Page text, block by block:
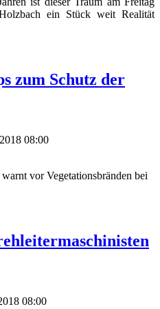
ein Stück weit Realität
zum Schutz der
08:00
vor Vegetationsbränden bei
08:00